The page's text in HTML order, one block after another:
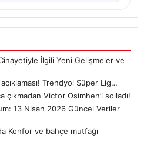
İlgili Yeni Gelişmeler ve
Trendyol Süper Lig…
çıkmadan Victor Osimhen’i solladı!
13 Nisan 2026 Güncel Veriler
Konfor ve bahçe mutfağı